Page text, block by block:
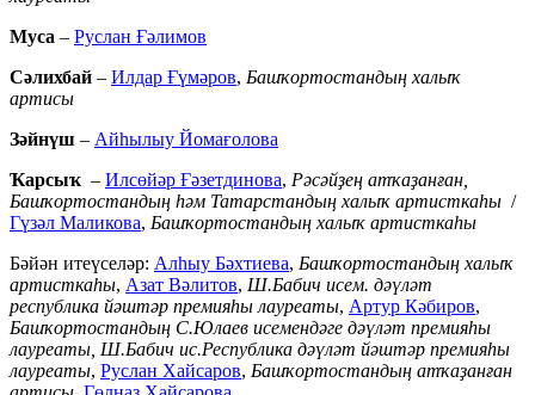
Муса – Руслан Ғәлимов
Сәлихбай – Илдар Ғүмәров, Башҡортостандың халыҡ
артисы
Зәйнүш – Айһылыу Йомағолова
Ҡарсыҡ – Илсөйәр Ғәзетдинова, Рәсәйҙең атҡаҙанған,
Башҡортостандың һәм Татарстандың халыҡ артисткаһы /
Гүзәл Маликова, Башҡортостандың халыҡ артисткаһы
Бәйән итеүселәр: Алһыу Бәхтиева, Башҡортостандың халыҡ
артисткаһы, Азат Вәлитов, Ш.Бабич исем. дәүләт
республика йәштәр премияһы лауреаты, Артур Кәбиров,
Башҡортостандың С.Юлаев исемендәге дәүләт премияһы
лауреаты, Ш.Бабич ис.Республика дәүләт йәштәр премияһы
лауреаты, Руслан Хайсаров, Башҡортостандың атҡаҙанған